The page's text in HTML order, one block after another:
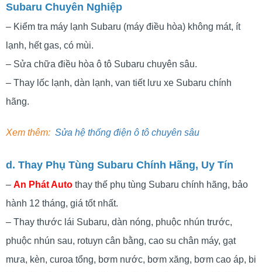
Subaru Chuyên Nghiệp
– Kiểm tra máy lạnh Subaru (máy điều hòa) không mát, ít
lạnh, hết gas, có mùi.
– Sửa chữa điều hòa ô tô Subaru chuyên sâu.
– Thay lốc lạnh, dàn lạnh, van tiết lưu xe Subaru chính
hãng.
Xem thêm: Sửa hệ thống điện ô tô chuyên sâu
d. Thay Phụ Tùng Subaru Chính Hãng, Uy Tín
– An Phát Auto thay thế phụ tùng Subaru chính hãng, bảo
hành 12 tháng, giá tốt nhất.
– Thay thước lái Subaru, dàn nóng, phuộc nhún trước,
phuộc nhún sau, rotuyn cân bằng, cao su chân máy, gạt
mưa, kèn, curoa tổng, bơm nước, bơm xăng, bơm cao áp, bi